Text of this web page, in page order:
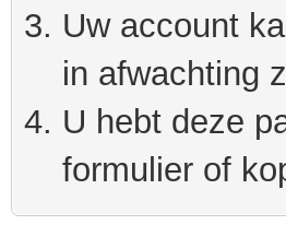
Uw account
in afwachting
U hebt deze
formulier of